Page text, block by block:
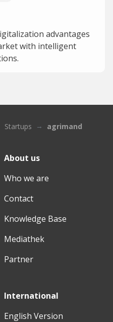
advantages
with intelligent
Startups agrimand
About us
Who we are
Contact
Knowledge Base
Mediathek
Partner
International
English Version